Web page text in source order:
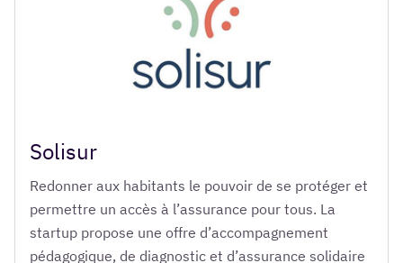
Solisur
Redonner aux habitants le pouvoir de se protéger et
permettre un accès à l’assurance pour tous. La
startup propose une offre d’accompagnement
pédagogique, de diagnostic et d’assurance solidaire